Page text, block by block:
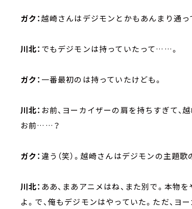
ガク：越崎さんはデジモンとかもあんまり通っ
川北： でもデジモンは持っていたって……。
ガク： 一番最初のは持っていたけども。
川北： お前、ヨーカイザーの肩を持ちすぎて、
お前……？
ガク： 違う（笑）。越崎さんはデジモンの主題
川北： ああ、まあアニメはね、また別で。本物
よ。で、俺もデジモンはやっていた。ただ、ヨ